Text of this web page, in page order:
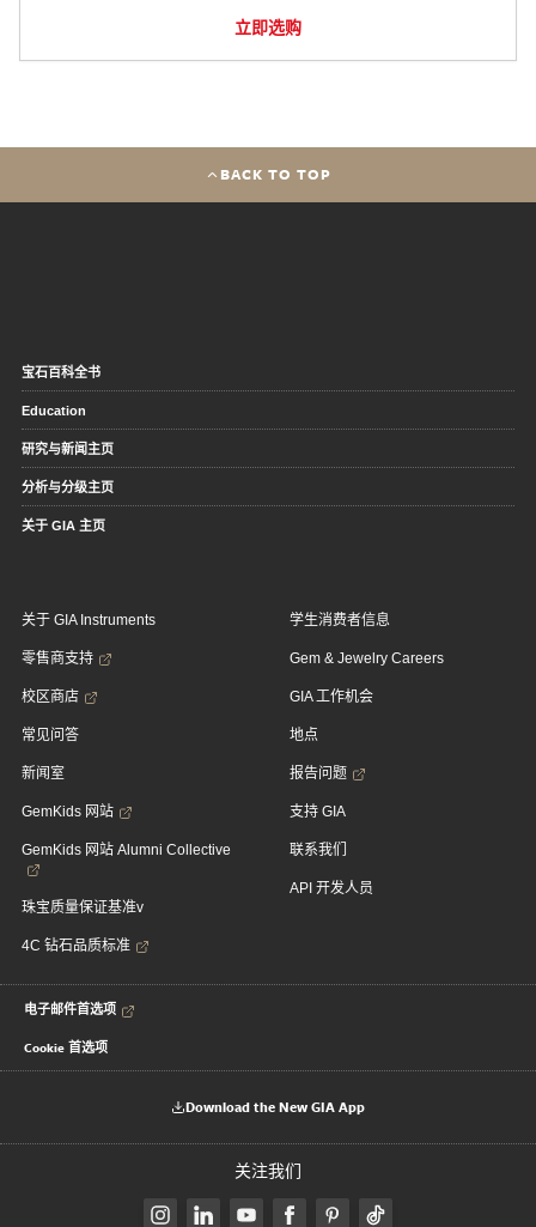
立即选购
BACK TO TOP
宝石百科全书
Education
研究与新闻主页
分析与分级主页
关于 GIA 主页
关于 GIA Instruments
零售商支持
校区商店
常见问答
新闻室
GemKids 网站
GemKids 网站 Alumni Collective
珠宝质量保证基准v
4C 钻石品质标准
学生消费者信息
Gem & Jewelry Careers
GIA 工作机会
地点
报告问题
支持 GIA
联系我们
API 开发人员
电子邮件首选项
Cookie 首选项
Download the New GIA App
关注我们